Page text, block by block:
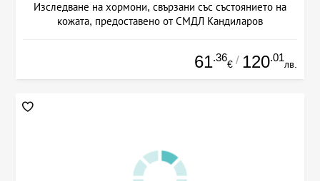
Изследване на хормони, свързани със състоянието на
кожата, предоставено от СМДЛ Кандиларов
61.36
€ / 120.01
лв.